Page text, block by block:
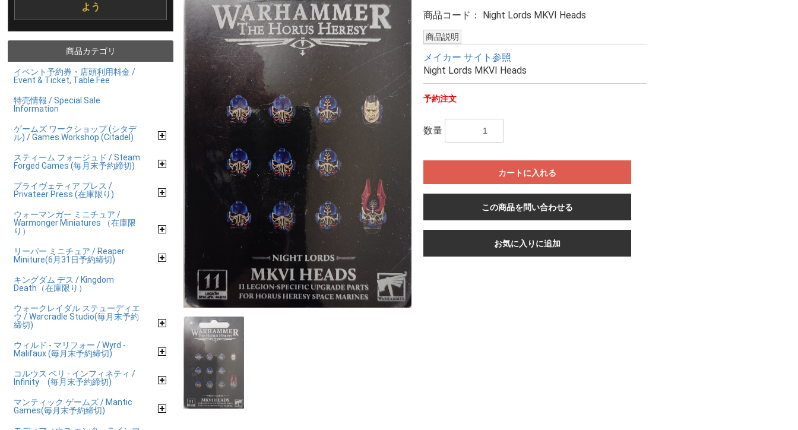
よう
商品カテゴリ
イベント予約券・店頭利用料金 /
Event & Ticket, Table Fee
特売情報 / Special Sale
Information
ゲームズ ワークショップ (シタデ
ル) / Games Workshop (Citadel)
スティーム フォージュド / Steam
Forged Games (毎月末予約締切)
プライヴェティア プレス /
Privateer Press (在庫限り)
ウォーマンガー ミニチュア /
Warmonger Miniatures （在庫限
り）
リーパー ミニチュア / Reaper
Miniture(6月31日予約締切)
キングダム デス / Kingdom
Death（在庫限り）
ウォークレイダル ステューディエ
ウ / Warcradle Studio(毎月末予約
締切)
ウィルド - マリフォー / Wyrd -
Malifaux (毎月末予約締切)
コルウス ベリ - インフィネティ /
Infinity (毎月末予約締切)
マンティック ゲームズ / Mantic
Games(毎月末予約締切)
商品コード： Night Lords MKVI Heads
商品説明
メイカー サイト参照
Night Lords MKVI Heads
予約注文
数量
カートに入れる
この商品を問い合わせる
お気に入りに追加